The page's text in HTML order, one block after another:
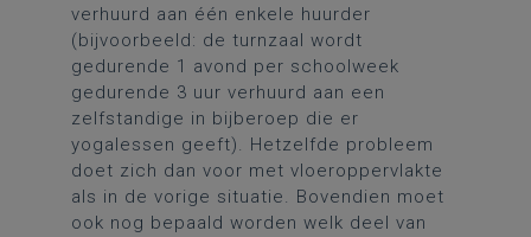
verhuurd aan één enkele huurder
(bijvoorbeeld: de turnzaal wordt
gedurende 1 avond per schoolweek
gedurende 3 uur verhuurd aan een
zelfstandige in bijberoep die er
yogalessen geeft). Hetzelfde probleem
doet zich dan voor met vloeroppervlakte
als in de vorige situatie. Bovendien moet
ook nog bepaald worden welk deel van